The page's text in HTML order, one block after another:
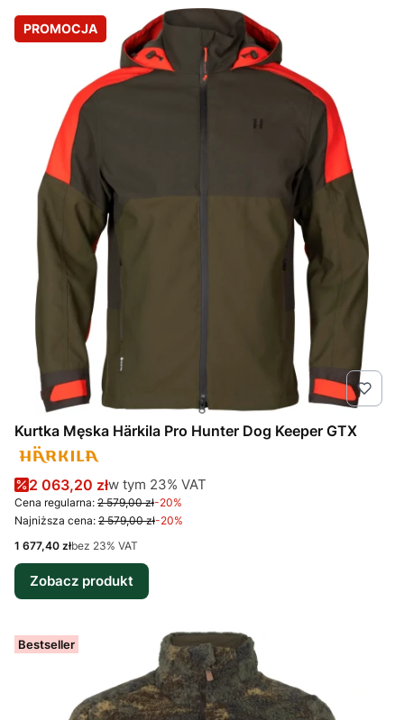
PROMOCJA
Kurtka Męska Härkila Pro Hunter Dog Keeper GTX
Cena promocyjna brutto
2 063,20 złw tym %s VAT
w tym 23% VAT
Cena regularna: 2 579,00 zł-20%
Najniższa cena: 2 579,00 zł-20%
Cena netto
1 677,40 złbez 23% VAT
Zobacz produkt
Bestseller